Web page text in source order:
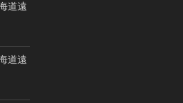
道遠
道遠